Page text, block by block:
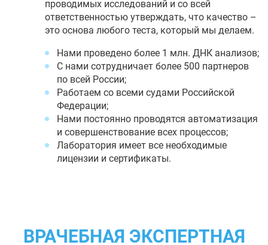
проводимых исследований и со всей
ответственностью утверждать, что качество –
это основа любого теста, который мы делаем.
Нами проведено более 1 млн. ДНК анализов;
С нами сотрудничает более 500 партнеров
по всей России;
Работаем со всеми судами Российской
Федерации;
Нами постоянно проводятся автоматизация
и совершенствование всех процессов;
Лаборатория имеет все необходимые
лицензии и сертификаты.
ВРАЧЕБНАЯ ЭКСПЕРТНАЯ